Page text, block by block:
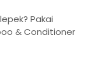
Pakai
& Conditioner